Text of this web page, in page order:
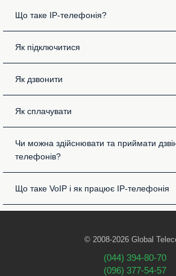
Що таке IP-телефонія?
Як підключитися
Як дзвонити
Як сплачувати
Чи можна здійснювати та приймати
телефонів?
Що таке VoIP і як працює IP-телефонія
© 2008-2026 Global
(044) 394-80-70
(096) 377-54-57